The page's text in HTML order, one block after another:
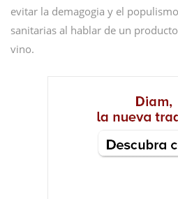
evitar la demagogia y el
sanitarias al hablar de un
vino.